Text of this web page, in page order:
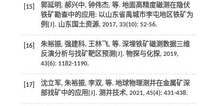
[15] 郭延明, 郝兴中, 钟伟杰, 等. 地面高精度磁测在隐伏
铁矿勘查中的应用: 以山东省禹城市李屯地区铁矿为
例[J]. 山东国土资源, 2017, 33(10): 52-56.
[16] 朱裕振, 强建科, 王林飞, 等. 深埋铁矿磁测数据三维
反演分析与找矿靶区预测[J]. 物探与化探, 2019,
43(6): 1182-1190.
[17] 沈立军, 朱裕振, 李双, 等. 地球物理测井在金属矿深
部找矿中的应用[J]. 测井技术, 2021, 45(4): 431-438.